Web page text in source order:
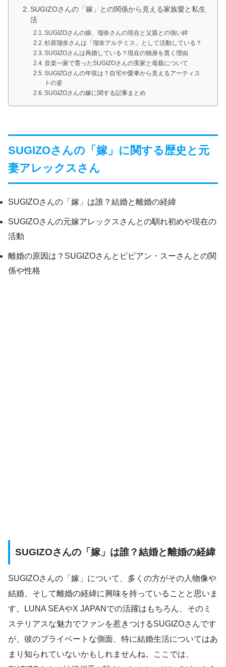
SUGIZOさんの「嫁」との関係から見える家族愛と私生
活
SUGIZOさんの娘、瑠奈さんの現在と父親との強い絆
杉原瑠奈さんは「瑠奈アルテミス」として活動している？
SUGIZOさんは再婚している？現在の独身を貫く理由
音楽一家で育ったSUGIZOさんの実家と母親について
SUGIZOさんの年収は？自宅や愛車から見えるアーティス
トの姿
SUGIZOさんの嫁に関する記事まとめ
SUGIZOさんの「嫁」に関する歴史と元
妻アレックスさん
SUGIZOさんの「嫁」は誰？結婚と離婚の経緯
SUGIZOさんの元嫁アレックスさんとの馴れ初めや現在の
活動
離婚の原因は？SUGIZOさんとビビアン・スーさんとの関
係や性格
SUGIZOさんの「嫁」は誰？結婚と離婚の経緯
SUGIZOさんの「嫁」について、多くの方がその人物像や
結婚、そして離婚の経緯に興味を持っていることと思いま
す。LUNA SEAやX JAPANでの活躍はもちろん、そのミ
ステリアスな魅力でファンを惹きつけるSUGIZOさんです
が、彼のプライベートな側面、特に結婚生活についてはあ
まり知られていないかもしれませんね。ここでは、